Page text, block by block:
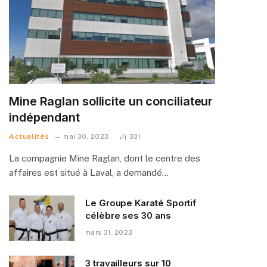
Mine Raglan sollicite un conciliateur
indépendant
Actualités mai 30, 2023 331
La compagnie Mine Raglan, dont le centre des
affaires est situé à Laval, a demandé…
Le Groupe Karaté Sportif
célèbre ses 30 ans
mars 31, 2023
3 travailleurs sur 10